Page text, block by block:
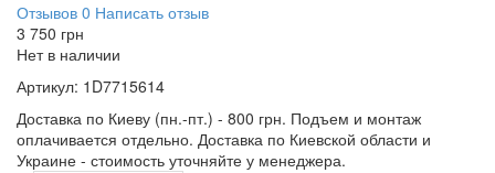
Отзывов 0 Написать отзыв
3 750 грн
Нет в наличии
Артикул: 1D7715614
Доставка по Киеву (пн.-пт.) - 800 грн. Подъем и монтаж
оплачивается отдельно. Доставка по Киевской области и
Украине - стоимость уточняйте у менеджера.